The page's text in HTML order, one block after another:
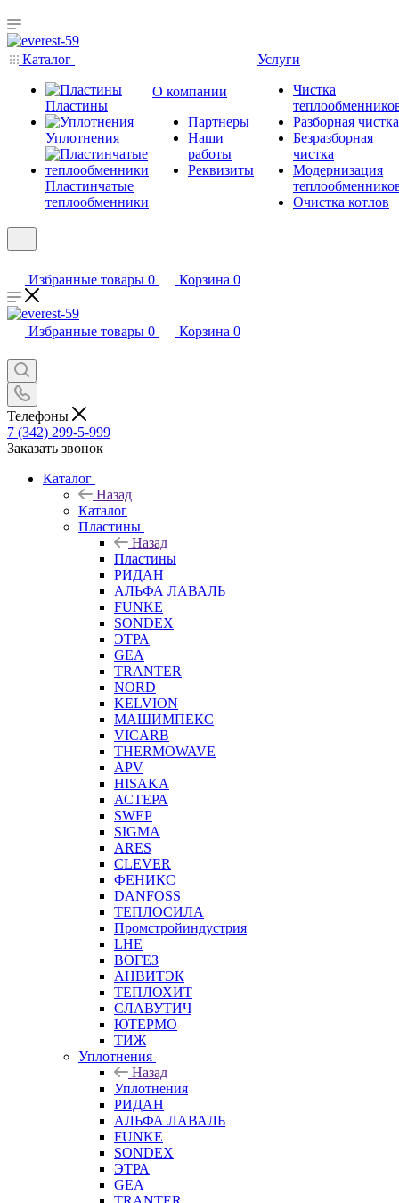
Каталог
Пластины
Уплотнения
Пластинчатые
теплообменники
О компании
Партнеры
Наши
работы
Реквизиты
Услуги
Чистка
Разборная чистка
Безразборная
чистка
Модернизация
Очистка котлов
Избранные товары 0 Корзина 0
Избранные товары 0 Корзина 0
Телефоны
7 (342) 299-5-999
Заказать звонок
Каталог
Назад
Каталог
Пластины
Назад
Пластины
РИДАН
АЛЬФА ЛАВАЛЬ
FUNKE
SONDEX
ЭТРА
GEA
TRANTER
NORD
KELVION
МАШИМПЕКС
VICARB
THERMOWAVE
APV
HISAKA
АСТЕРА
SWEP
SIGMA
ARES
CLEVER
ФЕНИКС
DANFOSS
ТЕПЛОСИЛА
Промстройиндустрия
LHE
ВОГЕЗ
АНВИТЭК
ТЕПЛОХИТ
СЛАВУТИЧ
ЮТЕРМО
ТИЖ
Уплотнения
Назад
Уплотнения
РИДАН
АЛЬФА ЛАВАЛЬ
FUNKE
SONDEX
ЭТРА
GEA